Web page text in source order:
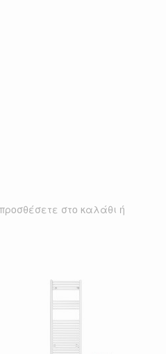
στο καλάθι ή